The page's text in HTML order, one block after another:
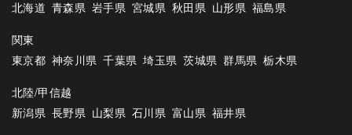
北海道 青森県 岩手県 宮城県 秋田県 山形県 福島県
関東
東京都 神奈川県 千葉県 埼玉県 茨城県 群馬県 栃木県
北陸/甲信越
新潟県 長野県 山梨県 石川県 富山県 福井県